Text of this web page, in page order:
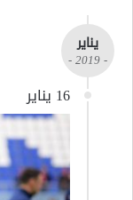
يناير
- 2019 -
16 يناير